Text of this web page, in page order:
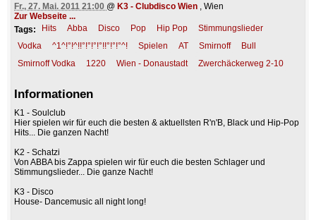
Fr., 27. Mai. 2011 21:00 @ K3 - Clubdisco Wien , Wien
Zur Webseite ...
Tags:
Hits Abba Disco Pop Hip Pop
Stimmungslieder
Vodka
^1^!°!^!!°!°!°!°!!°!°!°^! Spielen AT Smirnoff
Bull
Smirnoff Vodka
1220 Wien - Donaustadt Zwerchäckerweg 2-10
Informationen
K1 - Soulclub
Hier spielen wir für euch die besten & aktuellsten R'n'B, Black und Hip-Pop
Hits... Die ganzen Nacht!
K2 - Schatzi
Von ABBA bis Zappa spielen wir für euch die besten Schlager und
Stimmungslieder... Die ganze Nacht!
K3 - Disco
House- Dancemusic all night long!